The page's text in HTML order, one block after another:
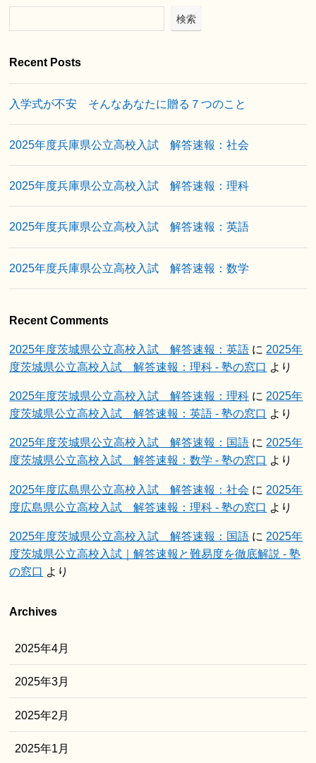
検索
Recent Posts
入学式が不安 そんなあなたに贈る７つのこと
2025年度兵庫県公立高校入試 解答速報：社会
2025年度兵庫県公立高校入試 解答速報：理科
2025年度兵庫県公立高校入試 解答速報：英語
2025年度兵庫県公立高校入試 解答速報：数学
Recent Comments
2025年度茨城県公立高校入試 解答速報：英語 に 2025年
度茨城県公立高校入試 解答速報：理科 - 塾の窓口 より
2025年度茨城県公立高校入試 解答速報：理科 に 2025年
度茨城県公立高校入試 解答速報：英語 - 塾の窓口 より
2025年度茨城県公立高校入試 解答速報：国語 に 2025年
度茨城県公立高校入試 解答速報：数学 - 塾の窓口 より
2025年度広島県公立高校入試 解答速報：社会 に 2025年
度広島県公立高校入試 解答速報：理科 - 塾の窓口 より
2025年度茨城県公立高校入試 解答速報：国語 に 2025年
度茨城県公立高校入試｜解答速報と難易度を徹底解説 - 塾
の窓口 より
Archives
2025年4月
2025年3月
2025年2月
2025年1月